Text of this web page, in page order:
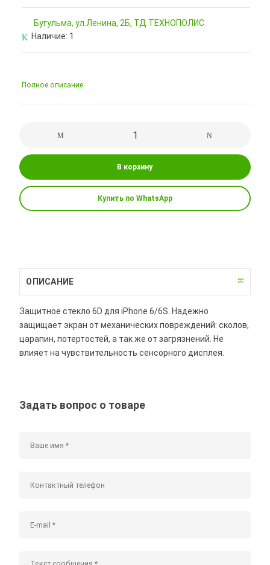
Бугульма, ул.Ленина, 2Б, ТД ТЕХНОПОЛИС
Наличие: 1
Полное описание
В корзину
Купить по WhatsApp
ОПИСАНИЕ
Защитное стекло 6D для iPhone 6/6S. Надежно
защищает экран от механических повреждений: сколов,
царапин, потертостей, а так же от загрязнений. Не
влияет на чувствительность сенсорного дисплея.
Задать вопрос о товаре